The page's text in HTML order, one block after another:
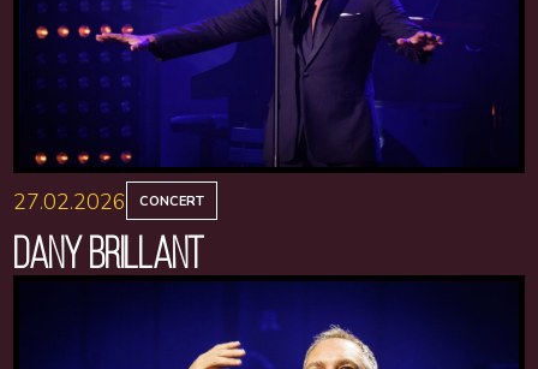
27.02.2026 CONCERT
DANY BRILLANT